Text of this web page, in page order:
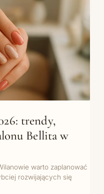
trendy,
Bellita w
warto zaplanować
rozwijających się